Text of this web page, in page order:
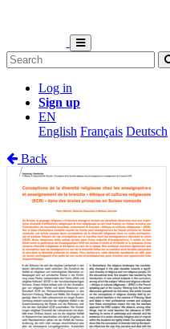
Log in
Sign up
EN
English Français Deutsch
Back